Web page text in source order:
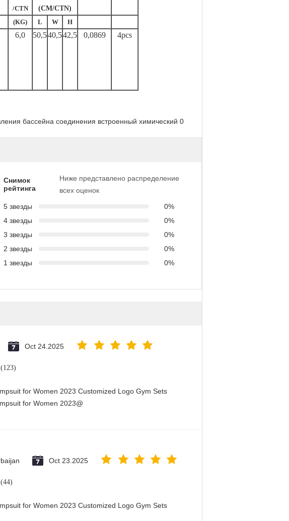
/CTN
(CM/CTN)
(KG) L W H
6,0 50,540,542,5 0,0869 4pcs
Снимок
рейтинга
Ниже представлено распределение
всех оценок
5 звезды
0%
4 звезды
0%
3 звезды
0%
2 звезды
0%
1 звезды
0%
Oct 24.2025
for Women 2023 Customized Logo Gym Sets
for Women 2023@
Oct 23.2025
for Women 2023 Customized Logo Gym Sets